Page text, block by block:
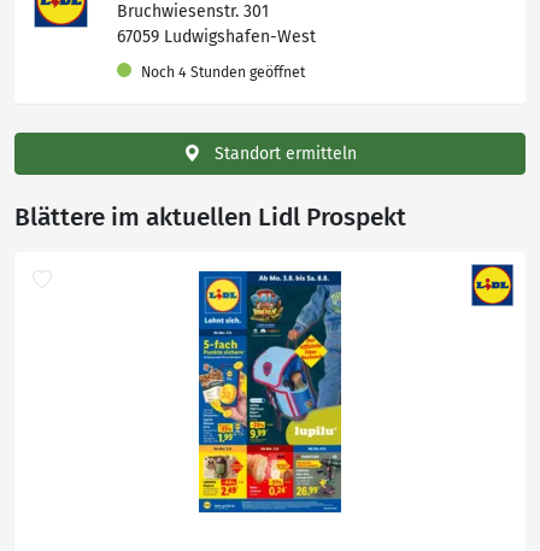
Bruchwiesenstr. 301
67059 Ludwigshafen-West
Noch 4 Stunden geöffnet
Standort ermitteln
Blättere im aktuellen Lidl Prospekt